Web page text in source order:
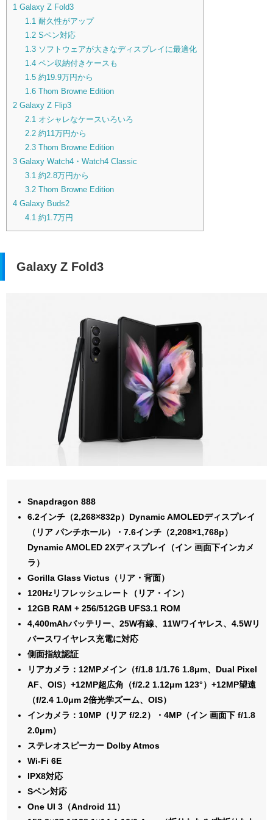
1 Galaxy Z Fold3
1.1 耐久性がアップ
1.2Sペン対応
1.3ソフトウェアが大きなディスプレイに最適化
1.4ペン収納付きケースも
1.5約19.9万円から
1.6Thom Browne Edition
2 Galaxy Z Flip3
2.1 オシャレなケースいろいろ
2.2約11万円から
2.3Thom Browne Edition
3 Galaxy Watch4・Watch4 Classic
3.1 約2.8万円から
3.2Thom Browne Edition
4 Galaxy Buds2
4.1 約1.7万円
Galaxy Z Fold3
Snapdragon 888
6.2インチ（2,268×832p）Dynamic AMOLEDディスプレイ
（リア パンチホール）・7.6インチ（2,208×1,768p）
Dynamic AMOLED 2Xディスプレイ（イン 画面下インカメ
ラ）
Gorilla Glass Victus（リア・背面）
120Hzリフレッシュレート（リア・イン）
12GB RAM + 256/512GB UFS3.1 ROM
4,400mAhバッテリー、25W有線、11Wワイヤレス、4.5Wリ
バースワイヤレス充電に対応
側面指紋認証
リアカメラ：12MPメイン（f/1.8 1/1.76 1.8μm、Dual Pixel
AF、OIS）+12MP超広角（f/2.2 1.12μm 123°）+12MP望遠
（f/2.4 1.0μm 2倍光学ズーム、OIS）
インカメラ：10MP（リア f/2.2）・4MP（イン 画面下 f/1.8
2.0μm）
ステレオスピーカー Dolby Atmos
Wi-Fi 6E
IPX8対応
Sペン対応
One UI 3（Android 11）